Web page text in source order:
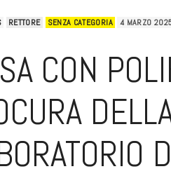
RETTORE SENZA CATEGORIA 4 MARZO
CON